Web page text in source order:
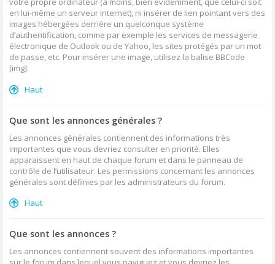
en lui-même un serveur internet), ni insérer de lien pointant vers des
images hébergées derrière un quelconque système
d’authentification, comme par exemple les services de messagerie
électronique de Outlook ou de Yahoo, les sites protégés par un mot
de passe, etc. Pour insérer une image, utilisez la balise BBCode
[img].
Haut
Que sont les annonces générales ?
Les annonces générales contiennent des informations très
importantes que vous devriez consulter en priorité. Elles
apparaissent en haut de chaque forum et dans le panneau de
contrôle de l’utilisateur. Les permissions concernant les annonces
générales sont définies par les administrateurs du forum.
Haut
Que sont les annonces ?
Les annonces contiennent souvent des informations importantes